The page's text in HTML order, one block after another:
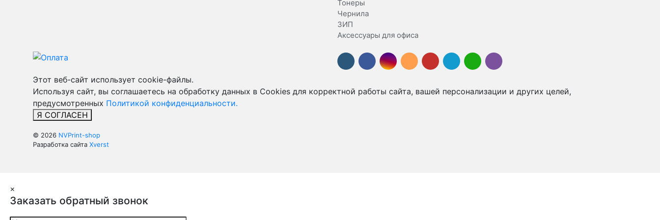
Тонеры
Чернила
ЗИП
Аксессуары для офиса
Этот веб-сайт использует cookie-файлы.
Используя сайт, вы соглашаетесь на обработку данных в Cookies для корректной работы сайта, вашей персонализации и других целей,
предусмотренных Политикой конфиденциальности.
Я СОГЛАСЕН
© 2026 NVPrint-shop
Разработка сайта Xverst
×
Заказать обратный звонок